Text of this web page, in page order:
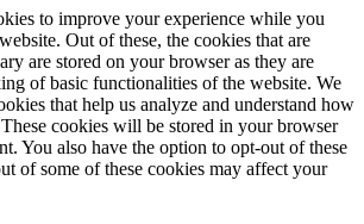
to improve your experience while you
Out of these, the cookies that are
are stored on your browser as they are
of basic functionalities of the website. We
that help us analyze and understand how
cookies will be stored in your browser
You also have the option to opt-out of these
of some of these cookies may affect your